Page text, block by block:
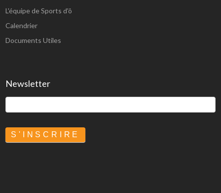
L'équipe de Sports d'ô
Calendrier
Documents Utiles
Newsletter
S'INSCRIRE